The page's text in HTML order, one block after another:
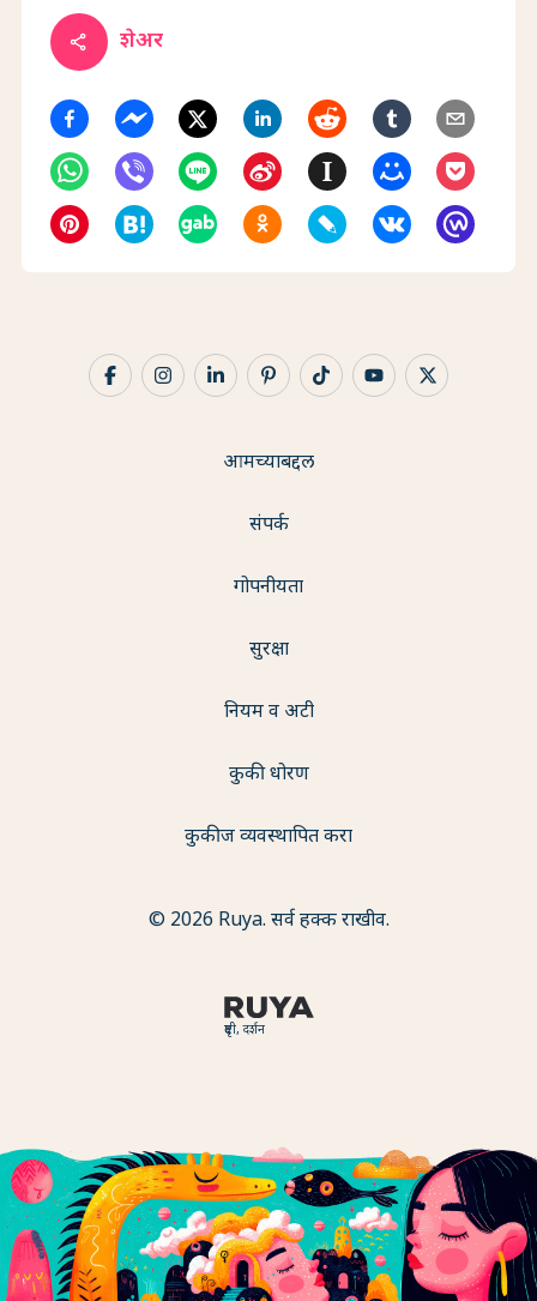
share शेअर
दृष्टी, दर्शन
आमच्याबद्दल
संपर्क
गोपनीयता
सुरक्षा
नियम व अटी
कुकी धोरण
कुकीज व्यवस्थापित करा
© 2026 Ruya. सर्व हक्क राखीव.